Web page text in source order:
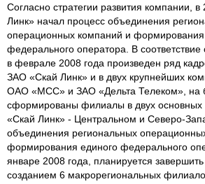
Согласно стратегии развития компании, в
Линк» начал процесс объединения
операционных компаний и формирования
федерального оператора. В соответствие
в феврале 2008 года произведен ряд
ЗАО «Скай Линк» и в двух крупнейших
ОАО «МСС» и ЗАО «Дельта Телеком», на
сформированы филиалы в двух основных
«Скай Линк» - Центральном и Северо-
объединения региональных
формирования единого федерального
январе 2008 года, планируется
созданием 6 макрорегиональных